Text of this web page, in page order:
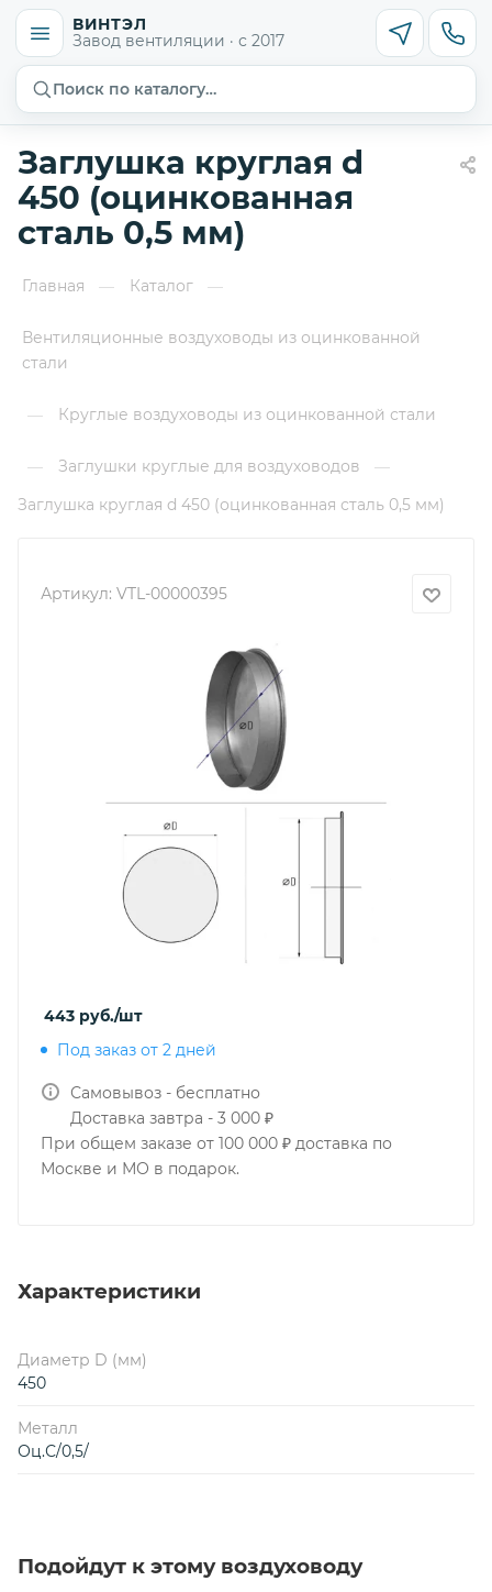
ВИНТЭЛ
Завод вентиляции · с 2017
Поиск по каталогу…
Заглушка круглая d
450 (оцинкованная
сталь 0,5 мм)
Главная — Каталог —
Вентиляционные воздуховоды из оцинкованной
стали
— Круглые воздуховоды из оцинкованной стали
— Заглушки круглые для воздуховодов
—
Заглушка круглая d 450 (оцинкованная сталь 0,5 мм)
Артикул: VTL-00000395
443 руб./шт
Под заказ от 2 дней
Самовывоз - бесплатно
Доставка завтра - 3 000 ₽
При общем заказе от 100 000 ₽ доставка по
Москве и МО в подарок.
Характеристики
Диаметр D (мм)
450
Металл
Оц.С/0,5/
Подойдут к этому воздуховоду